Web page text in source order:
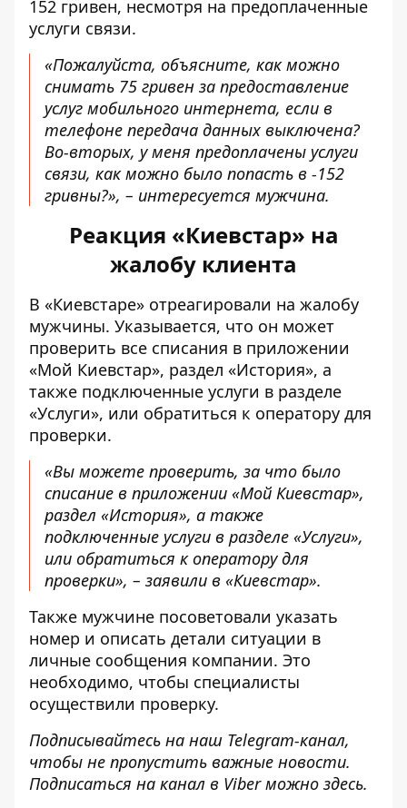
152 гривен, несмотря на предоплаченные
услуги связи.
«Пожалуйста, объясните, как можно
снимать 75 гривен за предоставление
услуг мобильного интернета, если в
телефоне передача данных выключена?
Во-вторых, у меня предоплачены услуги
связи, как можно было попасть в -152
гривны?», – интересуется мужчина.
Реакция «Киевстар» на
жалобу клиента
В «Киевстаре» отреагировали на жалобу
мужчины. Указывается, что он может
проверить все списания в приложении
«Мой Киевстар», раздел «История», а
также подключенные услуги в разделе
«Услуги», или обратиться к оператору для
проверки.
«Вы можете проверить, за что было
списание в приложении «Мой Киевстар»,
раздел «История», а также
подключенные услуги в разделе «Услуги»,
или обратиться к оператору для
проверки», – заявили в «Киевстар».
Также мужчине посоветовали указать
номер и описать детали ситуации в
личные сообщения компании. Это
необходимо, чтобы специалисты
осуществили проверку.
Подписывайтесь на наш Telegram-канал,
чтобы не пропустить важные новости.
Подписаться на канал в Viber можно здесь.